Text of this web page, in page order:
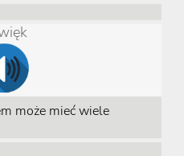
może mieć wiele